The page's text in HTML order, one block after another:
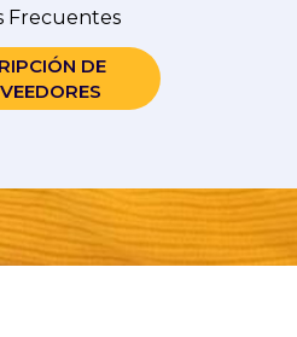
Frecuentes
DE